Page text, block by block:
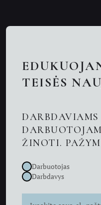
Nuotolinės
TEISĖS
ŽINOTI.
Darbuotojas
Darbdavys